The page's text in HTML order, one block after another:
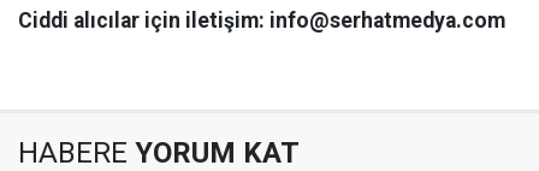
Ciddi alıcılar için iletişim: info@serhatmedya.com
HABERE YORUM KAT